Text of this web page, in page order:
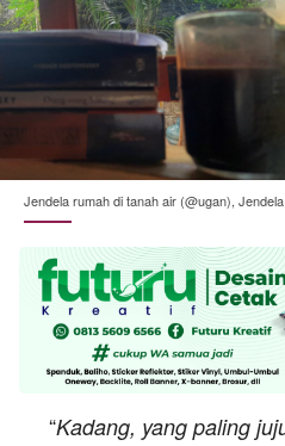
Jendela rumah di tanah air (@ugan),
“Kadang, yang paling